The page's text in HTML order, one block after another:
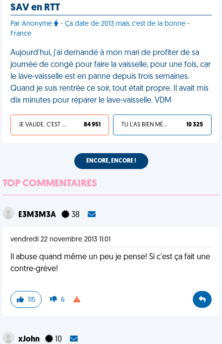
SAV en RTT
Par Anonyme
- Ça date de 2013 mais c'est de la bonne -
France
Aujourd'hui, j'ai demandé à mon mari de profiter de sa
journée de congé pour faire la vaisselle, pour une fois, car
le lave-vaisselle est en panne depuis trois semaines.
Quand je suis rentrée ce soir, tout était propre. Il avait mis
dix minutes pour réparer le lave-vaisselle. VDM
JE VALIDE, C'EST UNE VDM 84 951 TU L'AS BIEN MÉRITÉ 10 325
ENCORE, ENCORE !
TOP COMMENTAIRES
E3M3M3A 38
vendredi 22 novembre 2013 11:01
Il abuse quand même un peu je pense! Si c'est ça fait une
contre-grève!
115 6
xJohn 10